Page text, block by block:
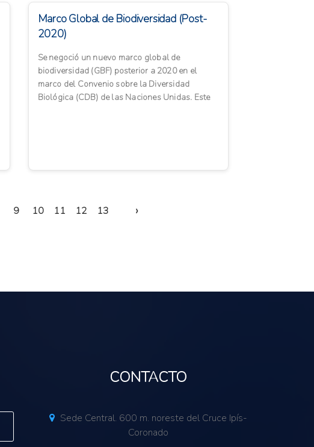
Marco Global de Biodiversidad (Post-
2020)
Se negoció un nuevo marco global de
biodiversidad (GBF) posterior a 2020 en el
marco del Convenio sobre la Diversidad
Biológica (CDB) de las Naciones Unidas. Este
9 10 11 12 13 ›
CONTACTO
Sede Central. 600 m. noreste del Cruce Ipís-
Coronado